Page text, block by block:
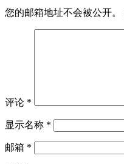
您的邮箱地址不会被公开。
评论 *
显示名称 *
邮箱 *